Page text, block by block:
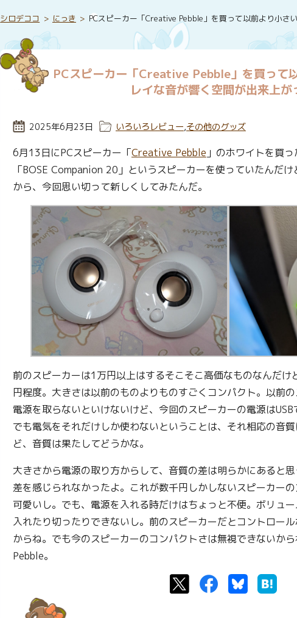
シロデココ にっき PCスピーカー「Creative Pebble」を買って以前より小さ
PCスピーカー「Creative Pebble」を買って
レイな音が響く空間が出来上が
投稿日:
2025年6月23日 カテゴリー:
いろいろレビュー,その他のグッズ
6月13日にPCスピーカー「Creative Pebble 」のホワイトを買
「BOSE Companion 20」というスピーカーを使っていたんだ
から、今回思い切って新しくしてみたんだ。
前のスピーカーは1万円以上はするそこそこ高価なものなんだ
円程度。大きさは以前のものよりものすごくコンパクト。以前
電源を取らないといけないけど、今回のスピーカーの電源はUSB
でも電気をそれだけしか使わないということは、それ相応の音
ど、音質は果たしてどうかな。
大きさから電源の取り方からして、音質の差は明らかにあると
差を感じられなかったよ。これが数千円しかしないスピーカー
可愛いし。でも、電源を入れる時だけはちょっと不便。ボリュ
入れたり切ったりできないし。前のスピーカーだとコントロー
からね。でも今のスピーカーのコンパクトさは無視できないか
Pebble。
TwitterFacebookBluesky